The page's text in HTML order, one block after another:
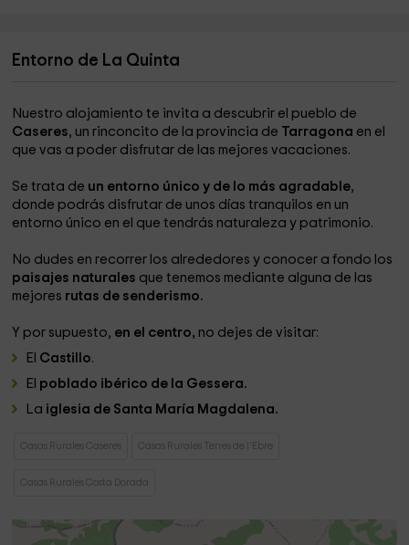
Entorno de La Quinta
Nuestro alojamiento te invita a descubrir el pueblo de
Caseres, un rinconcito de la provincia de Tarragona en el
que vas a poder disfrutar de las mejores vacaciones.
Se trata de un entorno único y de lo más agradable,
donde podrás disfrutar de unos días tranquilos en un
entorno único en el que tendrás naturaleza y patrimonio.
No dudes en recorrer los alrededores y conocer a fondo los
paisajes naturales que tenemos mediante alguna de las
mejores rutas de senderismo.
Y por supuesto, en el centro, no dejes de visitar:
El Castillo.
El poblado ibérico de la Gessera.
La iglesia de Santa María Magdalena.
Casas Rurales Caseres Casas Rurales Terres de l'Ebre
Casas Rurales Costa Dorada